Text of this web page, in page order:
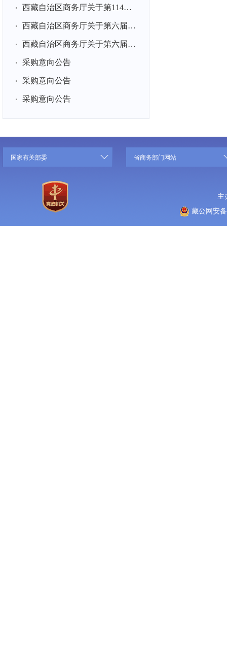
西藏自治区商务厅关于第114届全国糖酒商品交易会展台搭建项目...
西藏自治区商务厅关于第六届中国国际消费品博览会展品运输项...
西藏自治区商务厅关于第六届中国国际消费品博览会展台搭建项...
采购意向公告
采购意向公告
采购意向公告
国家有关部委 省商务部门网站
主
藏公网安